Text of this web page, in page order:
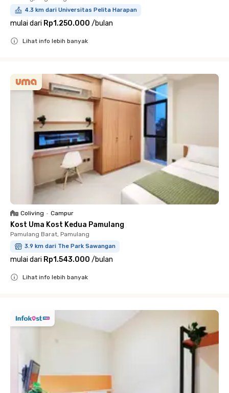
4.3 km dari Universitas Pelita Harapan
mulai dari Rp1.250.000 /bulan
Lihat info lebih banyak
Coliving • Campur
Kost Uma Kost Kedua Pamulang
Pamulang Barat, Pamulang
3.9 km dari The Park Sawangan
mulai dari Rp1.543.000 /bulan
Lihat info lebih banyak